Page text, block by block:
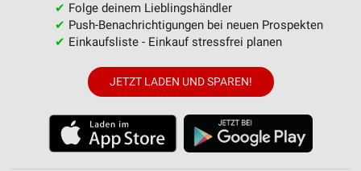
✔ Folge deinem Lieblingshändler
✔ Push-Benachrichtigungen bei neuen Prospekten
✔ Einkaufsliste - Einkauf stressfrei planen
JETZT LADEN UND SPAREN!